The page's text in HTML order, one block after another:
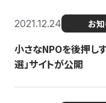
2021.12.24 お
小さなNPOを後押し
選」サイトが公開